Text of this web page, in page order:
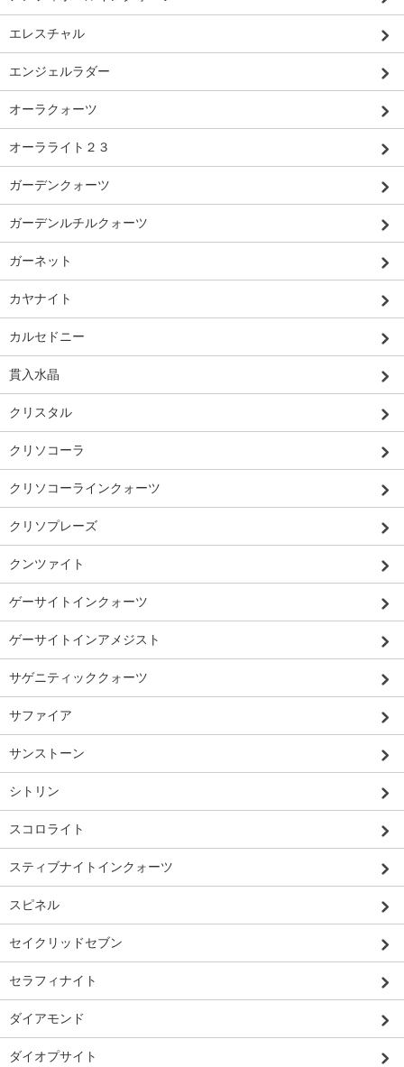
エレスチャル
エンジェルラダー
オーラクォーツ
オーラライト２３
ガーデンクォーツ
ガーデンルチルクォーツ
ガーネット
カヤナイト
カルセドニー
貫入水晶
クリスタル
クリソコーラ
クリソコーラインクォーツ
クリソプレーズ
クンツァイト
ゲーサイトインクォーツ
ゲーサイトインアメジスト
サゲニティッククォーツ
サファイア
サンストーン
シトリン
スコロライト
スティブナイトインクォーツ
スピネル
セイクリッドセブン
セラフィナイト
ダイアモンド
ダイオプサイト